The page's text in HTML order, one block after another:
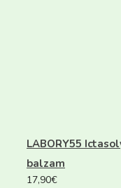
LABORY55
balzam
17,90€